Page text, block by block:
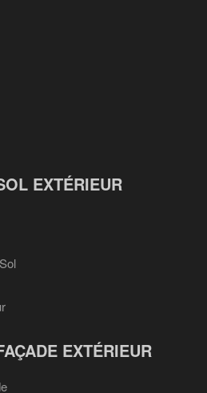
EXTÉRIEUR
EXTÉRIEUR